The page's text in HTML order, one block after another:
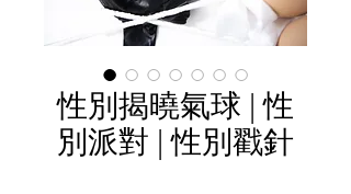
性別揭曉氣球 | 性
別派對 | 性別戳針